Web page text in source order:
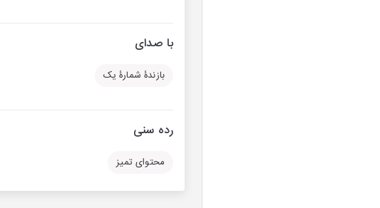
با صدای
بازندۀ شمارۀ یک
رده سنی
محتوای تمیز